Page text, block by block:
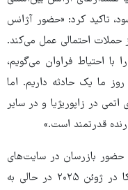
تاکید کرد: «حضور آژانس
حملات احتمالی عمل می‌کند.
احتیاط فراوان می‌گویم،
روز ما یک حادثه داریم. اما
در زاپوریژیا و در سایر
قدرتمند است.»
حضور بازرسان در سایت‌های
هسته‌ای در حالی است که اسرائیل و آمریکا در ژوئن ۲۰۲۵ در حالی به